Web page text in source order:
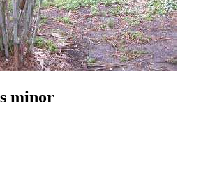
minor